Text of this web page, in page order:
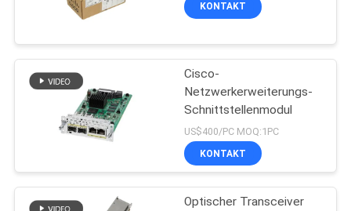
KONTAKT
Cisco-
Netzwerkerweiterungs-
Schnittstellenmodul
US$400/PC MOQ:1PC
KONTAKT
Optischer Transceiver